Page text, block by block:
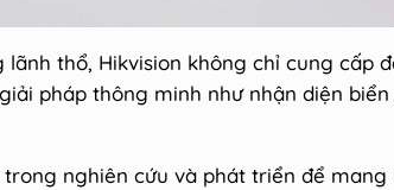
thổ, Hikvision không chỉ cung cấp
pháp thông minh như nhận diện biển
nghiên cứu và phát triển để mang